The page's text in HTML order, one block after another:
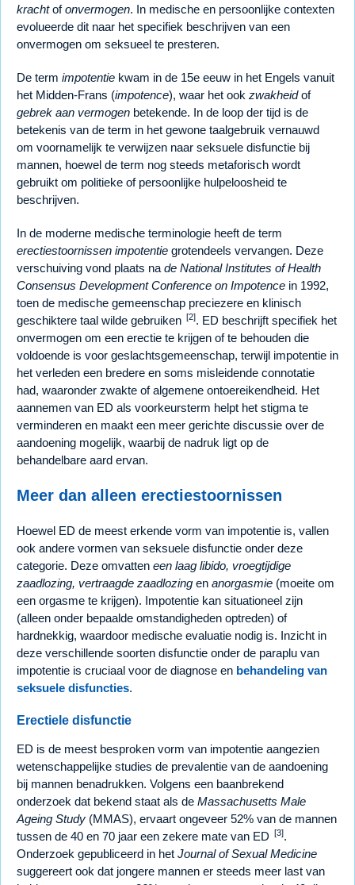
krachtofonvermogen. In medische en persoonlijke contexten
evolueerde dit naar het specifiek beschrijven van een
onvermogen om seksueel te presteren.
De term impotentie kwam in de 15e eeuw in het Engels vanuit
het Midden-Frans (impotence), waar het ook zwakheidof
gebrek aan vermogen betekende. In de loop der tijd is de
betekenis van de term in het gewone taalgebruik vernauwd
om voornamelijk te verwijzen naar seksuele disfunctie bij
mannen, hoewel de term nog steeds metaforisch wordt
gebruikt om politieke of persoonlijke hulpeloosheid te
beschrijven.
In de moderne medische terminologie heeft de term
erectiestoornissen impotentie grotendeels vervangen. Deze
verschuiving vond plaats na de National Institutes of Health
Consensus Development Conference on Impotence in 1992,
toen de medische gemeenschap preciezere en klinisch
geschiktere taal wilde gebruiken [2]. ED beschrijft specifiek het
onvermogen om een erectie te krijgen of te behouden die
voldoende is voor geslachtsgemeenschap, terwijl impotentie in
het verleden een bredere en soms misleidende connotatie
had, waaronder zwakte of algemene ontoereikendheid. Het
aannemen van ED als voorkeursterm helpt het stigma te
verminderen en maakt een meer gerichte discussie over de
aandoening mogelijk, waarbij de nadruk ligt op de
behandelbare aard ervan.
Meer dan alleen erectiestoornissen
Hoewel ED de meest erkende vorm van impotentie is, vallen
ook andere vormen van seksuele disfunctie onder deze
categorie. Deze omvatten een laag libido, vroegtijdige
zaadlozing, vertraagde zaadlozing en anorgasmie (moeite om
een orgasme te krijgen). Impotentie kan situationeel zijn
(alleen onder bepaalde omstandigheden optreden) of
hardnekkig, waardoor medische evaluatie nodig is. Inzicht in
deze verschillende soorten disfunctie onder de paraplu van
impotentie is cruciaal voor de diagnose en behandeling van
seksuele disfuncties.
Erectiele disfunctie
ED is de meest besproken vorm van impotentie aangezien
wetenschappelijke studies de prevalentie van de aandoening
bij mannen benadrukken. Volgens een baanbrekend
onderzoek dat bekend staat als de Massachusetts Male
Ageing Study (MMAS), ervaart ongeveer 52% van de mannen
tussen de 40 en 70 jaar een zekere mate van ED [3].
Onderzoek gepubliceerd in het Journal of Sexual Medicine
suggereert ook dat jongere mannen er steeds meer last van